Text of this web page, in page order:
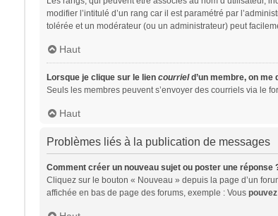
modifier l’intitulé d’un rang car il est paramétré par
tolérée et un modérateur (ou un administrateur) peut
Haut
Lorsque je clique sur le lien courrield’un membre, on me
Seuls les membres peuvent s’envoyer des courriels via le
Haut
Problèmes liés à la publication de messages
Comment créer un nouveau sujet ou poster une réponse
Cliquez sur le bouton « Nouveau » depuis la page d’un
affichée en bas de page des forums, exemple : Vous pouvez